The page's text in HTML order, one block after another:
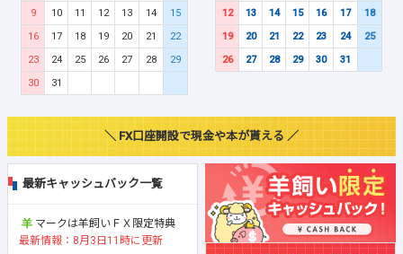
9
10 11 12 13 14
15
16
17 18 19 20 21
22
23
24 25 26 27 28
29
30
31
12
13 14 15 16 17
18
19
20 21 22 23 24
25
26
27 28 29 30 31
＼ FX口座開設で現金や本が貰える ／
最新キャッシュバック一覧
マークは羊飼いＦＸ限定特典
最新情報：8月3日11時に更新